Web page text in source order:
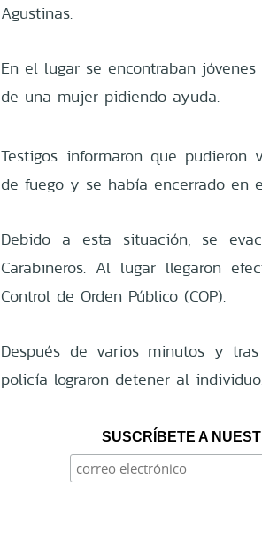
Agustinas.
En el lugar se encontraban
de una mujer pidiendo ayuda.
Testigos informaron que
de fuego y se había encerrado en
Debido a esta situación, se
Carabineros. Al lugar llegaron
Control de Orden Público (COP).
Después de varios minutos y
policía lograron detener al
SUSCRÍBETE A